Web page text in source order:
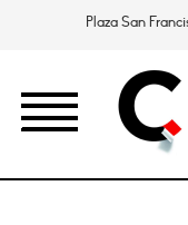
Plaza San